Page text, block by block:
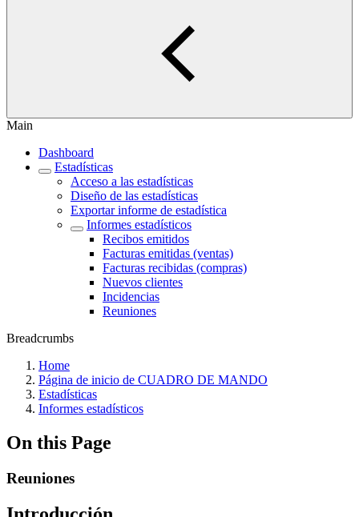
Main
Dashboard
Estadísticas
Acceso a las estadísticas
Diseño de las estadísticas
Exportar informe de estadística
Informes estadísticos
Recibos emitidos
Facturas emitidas (ventas)
Facturas recibidas (compras)
Nuevos clientes
Incidencias
Reuniones
Breadcrumbs
Home
Página de inicio de CUADRO DE MANDO
Estadísticas
Informes estadísticos
On this Page
Reuniones